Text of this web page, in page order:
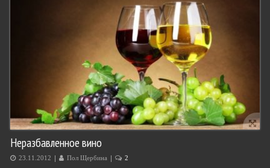
Неразбавленное вино
23.11.2012 | Пол Щербина | 2